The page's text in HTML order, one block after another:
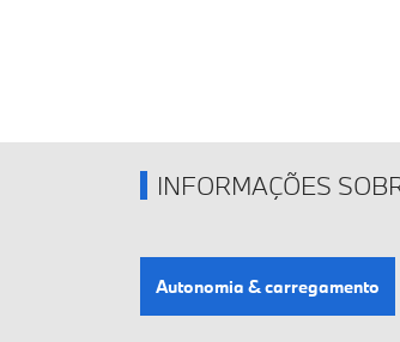
INFORMAÇÕES
Autonomia & carregamento